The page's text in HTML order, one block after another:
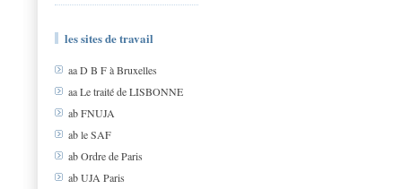
les sites de travail
aa D B F à Bruxelles
aa Le traité de LISBONNE
ab FNUJA
ab le SAF
ab Ordre de Paris
ab UJA Paris